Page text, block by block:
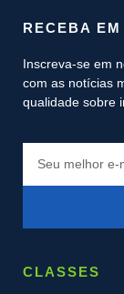
RECEBA
Inscreva-se em
com as notícias
qualidade sobre
CLASSES